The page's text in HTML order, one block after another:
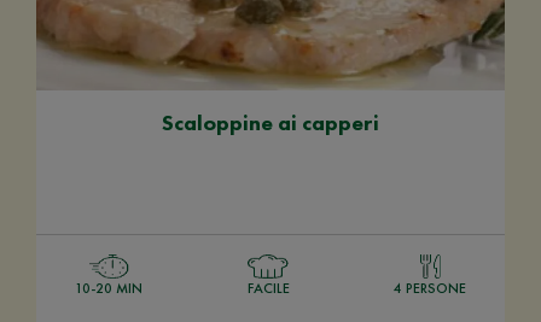
Scaloppine ai capperi
10-20 MIN FACILE 4 PERSONE